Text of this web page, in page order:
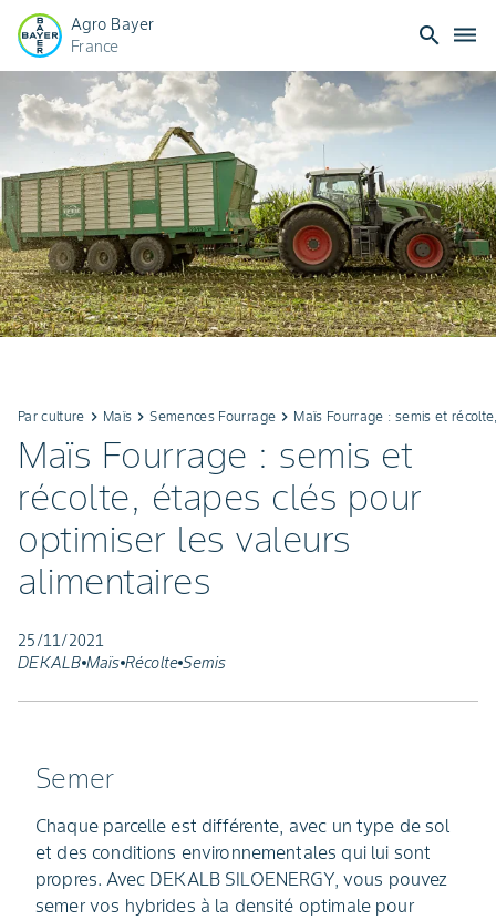
Agro Bayer
France
search dehaze
Par culture keyboard_arrow_right Maïs keyboard_arrow_rightSemences Fourrage keyboard_arrow_right Maïs Fourrage : semis et
Maïs Fourrage : semis et
récolte, étapes clés pour
optimiser les valeurs
alimentaires
25/11/2021
DEKALB Maïs Récolte Semis
Semer
Chaque parcelle est différente, avec un type de sol
et des conditions environnementales qui lui sont
propres. Avec DEKALB SILOENERGY, vous pouvez
semer vos hybrides à la densité optimale pour